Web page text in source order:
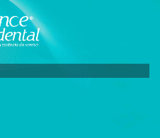
Pular
para
o
conteúdo